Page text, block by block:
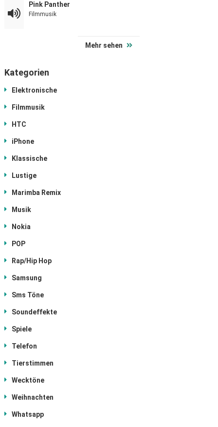
Pink Panther
Filmmusik
Mehr sehen
Kategorien
Elektronische
Filmmusik
HTC
iPhone
Klassische
Lustige
Marimba Remix
Musik
Nokia
POP
Rap/Hip Hop
Samsung
Sms Töne
Soundeffekte
Spiele
Telefon
Tierstimmen
Wecktöne
Weihnachten
Whatsapp